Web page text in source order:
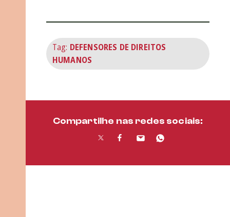
Tag: DEFENSORES DE DIREITOS
HUMANOS
Compartilhe nas redes sociais: